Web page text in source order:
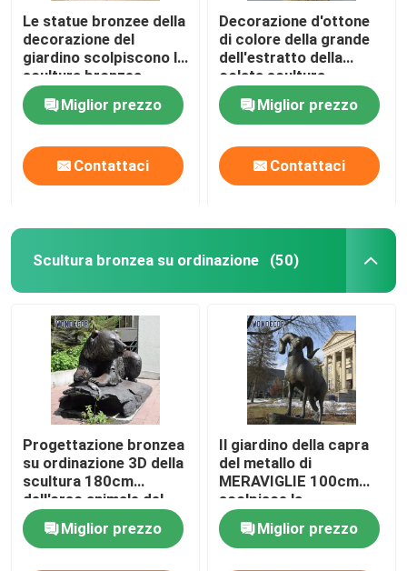
Le statue bronzee della
decorazione del
giardino scolpiscono la
scultura bronzea
dell'uomo di stile
occidentale
Miglior prezzo
Contattaci
Decorazione d'ottone
di colore della grande
dell'estratto della
colata scultura
bronzea del fronte
Miglior prezzo
Contattaci
Scultura bronzea su ordinazione (50)
Progettazione bronzea
su ordinazione 3D della
scultura 180cm
dell'orso animale del
metallo grande
Miglior prezzo
Il giardino della capra
del metallo di
MERAVIGLIE 100cm
scolpisce la
decorazione
domestica all'aperto
Miglior prezzo